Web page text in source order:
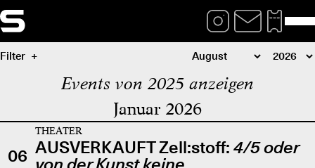
Filter
Events von 2025 anzeigen
Januar 2026
06
THEATER
AUSVERKAUFT Zell:stoff: 4/5 oder